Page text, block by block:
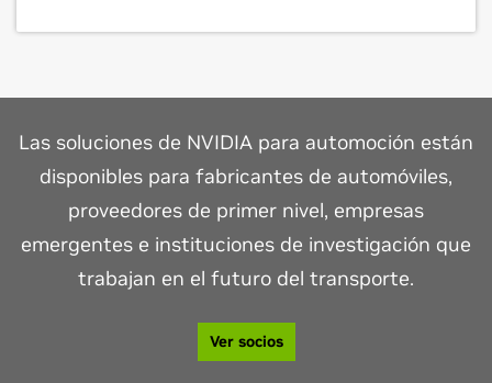
Las soluciones de NVIDIA para automoción están
disponibles para fabricantes de automóviles,
proveedores de primer nivel, empresas
emergentes e instituciones de investigación que
trabajan en el futuro del transporte.
Ver socios